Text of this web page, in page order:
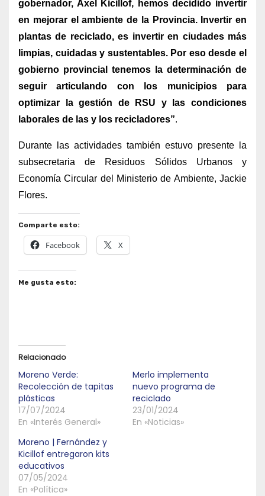
gobernador, Axel Kicillof, hemos decidido invertir
en mejorar el ambiente de la Provincia. Invertir en
plantas de reciclado, es invertir en ciudades más
limpias, cuidadas y sustentables. Por eso desde el
gobierno provincial tenemos la determinación de
seguir articulando con los municipios para
optimizar la gestión de RSU y las condiciones
laborales de las y los recicladores”.
Durante las actividades también estuvo presente la
subsecretaria de Residuos Sólidos Urbanos y
Economía Circular del Ministerio de Ambiente, Jackie
Flores.
Comparte esto:
Facebook X
Me gusta esto:
Relacionado
Moreno Verde:
Recolección de tapitas
plásticas
17/07/2024
En «Interés General»
Merlo implementa
nuevo programa de
reciclado
23/01/2024
En «Noticias»
Moreno | Fernández y
Kicillof entregaron kits
educativos
07/05/2024
En «Política»